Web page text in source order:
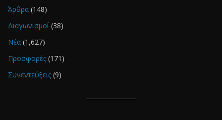
Άρθρα (148)
Διαγωνισμοί(38)
Νέα (1,627)
Προσφορές (171)
Συνεντεύξεις (9)